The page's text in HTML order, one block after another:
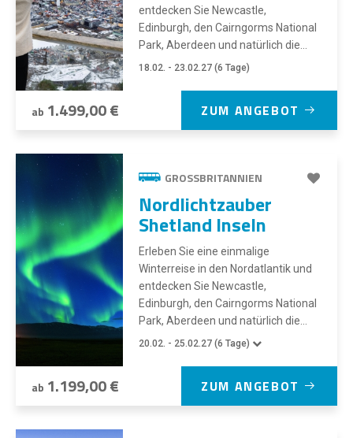
entdecken Sie Newcastle,
Edinburgh, den Cairngorms National
Park, Aberdeen und natürlich die...
18.02. - 23.02.27 (6 Tage)
ab 1.499,00 € ZUM ANGEBOT
GROSSBRITANNIEN
Nordlichtzauber
Shetland Inseln
Erleben Sie eine einmalige
Winterreise in den Nordatlantik und
entdecken Sie Newcastle,
Edinburgh, den Cairngorms National
Park, Aberdeen und natürlich die...
20.02. - 25.02.27 (6 Tage)
ab 1.199,00 € ZUM ANGEBOT